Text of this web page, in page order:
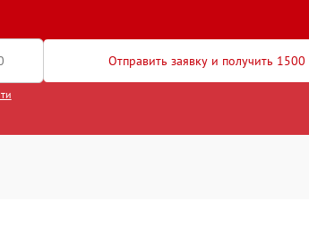
Отправить заявку и получить 1500